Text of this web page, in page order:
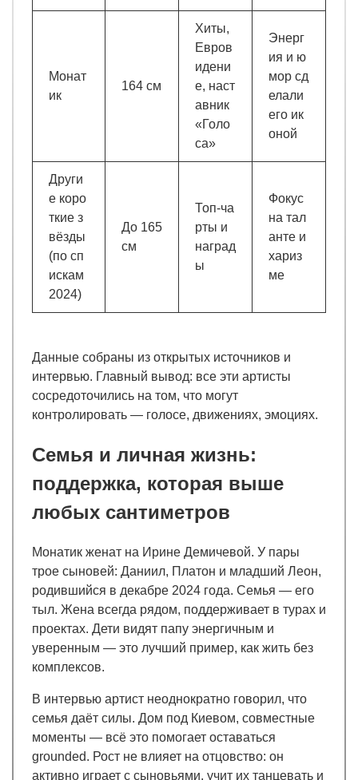
Монат
ик
164 см
Хиты,
Евров
идени
е, наст
авник
«Голо
са»
Энерг
ия и ю
мор сд
елали
его ик
оной
Други
е коро
ткие з
вёзды
(по сп
искам
2024)
До 165
см
Топ-ча
рты и
наград
ы
Фокус
на тал
анте и
хариз
ме
Данные собраны из открытых источников и
интервью. Главный вывод: все эти артисты
сосредоточились на том, что могут
контролировать — голосе, движениях, эмоциях.
Семья и личная жизнь:
поддержка, которая выше
любых сантиметров
Монатик женат на Ирине Демичевой. У пары
трое сыновей: Даниил, Платон и младший Леон,
родившийся в декабре 2024 года. Семья — его
тыл. Жена всегда рядом, поддерживает в турах и
проектах. Дети видят папу энергичным и
уверенным — это лучший пример, как жить без
комплексов.
В интервью артист неоднократно говорил, что
семья даёт силы. Дом под Киевом, совместные
моменты — всё это помогает оставаться
grounded. Рост не влияет на отцовство: он
активно играет с сыновьями, учит их танцевать и